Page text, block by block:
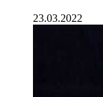
23.03.2022